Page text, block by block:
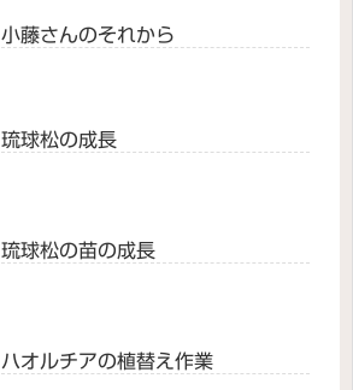
小藤さんのそれから
琉球松の成長
琉球松の苗の成長
ハオルチアの植替え作業